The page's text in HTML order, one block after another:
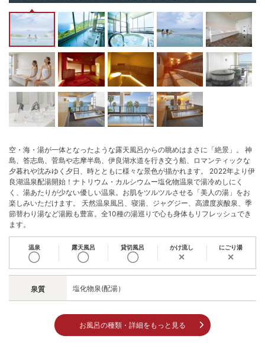
空・海・湯が一体となったような露天風呂からの眺めはまさに「絶景」。 神
島、答志島、菅島や志摩半島、伊良湖水道を行き交う船、ロマンティックな
夕暮れや沈みゆく夕日、時とともに様々な景色が描かれます。 2022年より伊
良湖温泉配湯開始！ナトリウム・カルシウムー塩化物温泉で湯冷めしにく
く、湯あたりが少ない優しい温泉。お肌をツルツルさせる「美人の湯」をお
楽しみいただけます。 天然温泉風呂、寝湯、ジャグジー、高濃度炭酸泉、季
節替わり湯など湯殿も豊富。全10種の湯巡りで心も身体もリフレッシュでき
ます。
温泉
◯
露天風呂
◯
貸切風呂
◯
かけ流し
✕
にごり湯
✕
泉質 塩化物泉(配湯）
お風呂の種類・詳細をもっと見る